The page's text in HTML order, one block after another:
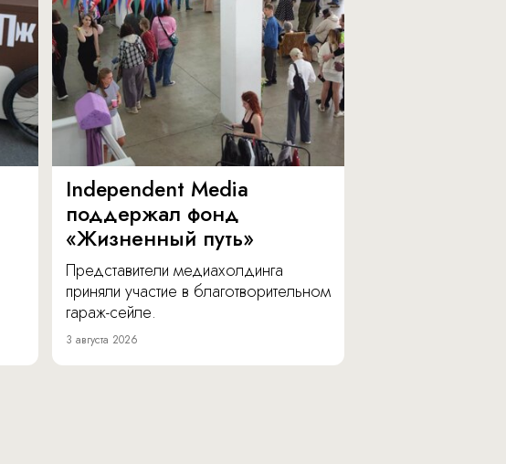
Independent Media
поддержал фонд
«Жизненный путь»
Представители медиахолдинга
приняли участие в благотворительном
гараж-сейле.
3 августа 2026